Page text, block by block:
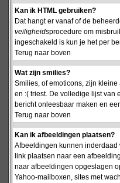
Kan ik HTML gebruiken?
Dat hangt er vanaf of de
veiligheidsprocedure om
ingeschakeld is kun je het per
Terug naar boven
Wat zijn smilies?
Smilies, of emoticons, zijn
en :( triest. De volledige lijst van
bericht onleesbaar maken en
Terug naar boven
Kan ik afbeeldingen plaatsen?
Afbeeldingen kunnen inderdaad
link plaatsen naar een
naar afbeeldingen opgeslagen
Yahoo-mailboxen, sites met